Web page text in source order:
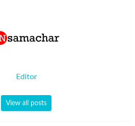
Editor
View all posts